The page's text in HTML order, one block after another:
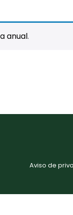
anual.
Aviso de